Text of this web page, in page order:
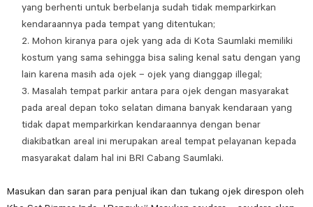
yang berhenti untuk berbelanja sudah tidak memparkirkan
kendaraannya pada tempat yang ditentukan;
Mohon kiranya para ojek yang ada di Kota Saumlaki memiliki
kostum yang sama sehingga bisa saling kenal satu dengan yang
lain karena masih ada ojek – ojek yang dianggap illegal;
Masalah tempat parkir antara para ojek dengan masyarakat
pada areal depan toko selatan dimana banyak kendaraan yang
tidak dapat memparkirkan kendaraannya dengan benar
diakibatkan areal ini merupakan areal tempat pelayanan kepada
masyarakat dalam hal ini BRI Cabang Saumlaki.
Masukan dan saran para penjual ikan dan tukang ojek direspon oleh